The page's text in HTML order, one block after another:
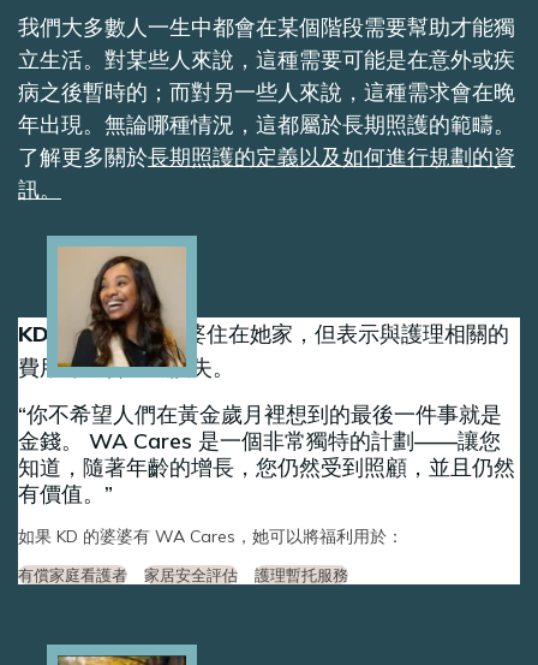
我們大多數人一生中都會在某個階段需要幫助才能獨
立生活。對某些人來說，這種需要可能是在意外或疾
病之後暫時的；而對另一些人來說，這種需求會在晚
年出現。無論哪種情況，這都屬於長期照護的範疇。
了解更多關於長期照護的定義以及如何進行規劃的資
訊。
KD 很高興她的婆婆住在她家，但表示與護理相關的
費用可能會造成損失。
你不希望人們在黃金歲月裡想到的最後一件事就是
金錢。 WA Cares 是一個非常獨特的計劃——讓您
知道，隨著年齡的增長，您仍然受到照顧，並且仍然
有價值。
如果 KD 的婆婆有 WA Cares，她可以將福利用於：
有償家庭看護者 家居安全評估 護理暫托服務
Image
Image